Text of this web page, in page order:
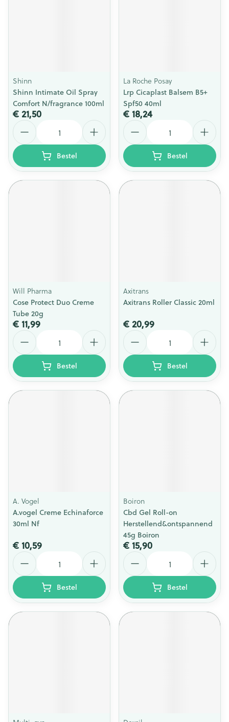
Shinn
Shinn Intimate Oil Spray
Comfort N/fragrance 100ml
€ 21,50
Bestel
La Roche Posay
Lrp Cicaplast Balsem B5+
Spf50 40ml
€ 18,24
Bestel
Will Pharma
Cose Protect Duo Creme
Tube 20g
€ 11,99
Bestel
Axitrans
Axitrans Roller Classic 20ml
€ 20,99
Aantal
Bestel
A. Vogel
A.vogel Creme Echinaforce
30ml Nf
€ 10,59
Bestel
Boiron
Cbd Gel Roll-on
Herstellend&ontspannend
45g Boiron
€ 15,90
Aantal
Bestel